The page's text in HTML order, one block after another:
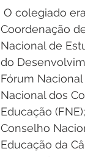
Coordenação
Nacional de
do
Fórum
Nacional dos
Educação
Conselho
Educação da